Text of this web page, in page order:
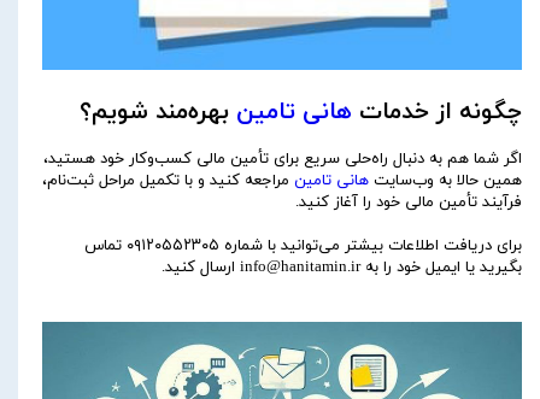
چگونه از خدمات هانی تامین بهره‌مند شویم؟
اگر شما هم به دنبال راه‌حلی سریع برای تأمین مالی کسب‌وکار خود هستید،
همین حالا به وب‌سایت هانی تامین مراجعه کنید و با تکمیل مراحل ثبت‌نام،
فرآیند تأمین مالی خود را آغاز کنید.
برای دریافت اطلاعات بیشتر می‌توانید با شماره ۰۹۱۲۰۵۵۲۳۰۵ تماس
بگیرید یا ایمیل خود را بهinfo@hanitamin.ir ارسال کنید.